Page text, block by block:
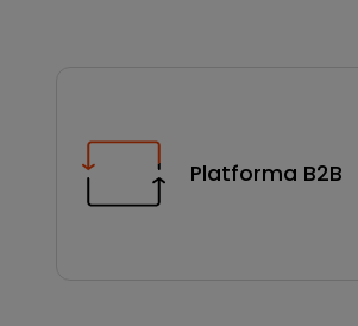
Platforma B2B